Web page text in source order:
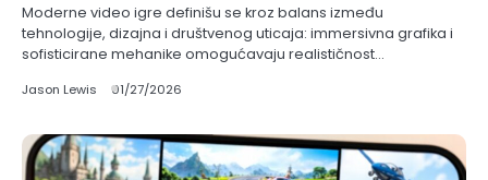
Moderne video igre definišu se kroz balans između
tehnologije, dizajna i društvenog uticaja: immersivna grafika i
sofisticirane mehanike omogućavaju realističnost…
Jason Lewis 01/27/2026